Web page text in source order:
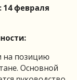
14 февраля
на позицию
Основной